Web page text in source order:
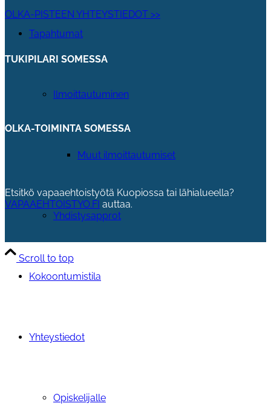
Tapahtumat
Ilmoittautuminen
Muut ilmoittautumiset
Yhdistysapprot
Kokoontumistila
Yhteystiedot
Opiskelijalle
OLKA-PISTEEN YHTEYSTIEDOT >>
TUKIPILARI SOMESSA
OLKA-TOIMINTA SOMESSA
Etsitkö vapaaehtoistyötä Kuopiossa tai lähialueella?
VAPAAEHTOISTYO.FI auttaa.
Scroll to top